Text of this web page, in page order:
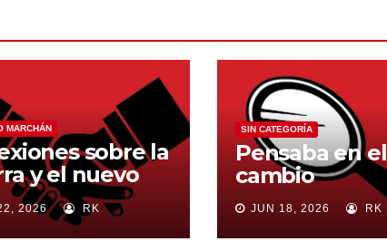
MARCHÁN
sobre la
y el nuevo
mundial
2026 RK
SIN CATEGORÍA
Pensaba en el
cambio
JUN 18, 2026 RK